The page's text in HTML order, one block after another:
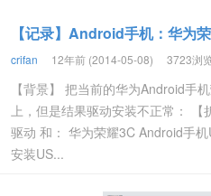
【记录】Android手机：华为
crifan 12年前 (2014-05-08) 3723浏
【背景】 把当前的华为Android手
上，但是结果驱动安装不正常：
驱动 和： 华为荣耀3C Android手
安装US...